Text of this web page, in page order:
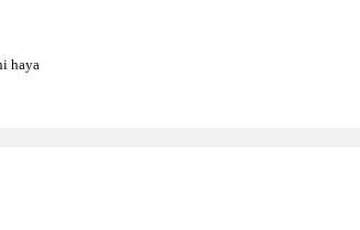
haya